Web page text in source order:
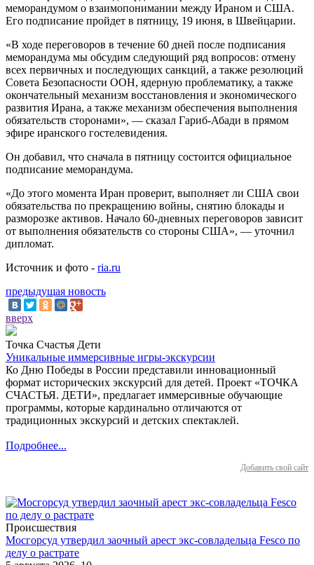
меморандумом о взаимопонимании между Ираном и США.
Его подписание пройдет в пятницу, 19 июня, в Швейцарии.
«В ходе переговоров в течение 60 дней после подписания
меморандума мы обсудим следующий ряд вопросов: отмену
всех первичных и последующих санкций, а также резолюций
Совета Безопасности ООН, ядерную проблематику, а также
окончательный механизм восстановления и экономического
развития Ирана, а также механизм обеспечения выполнения
обязательств сторонами», — сказал Гариб-Абади в прямом
эфире иранского гостелевидения.
Он добавил, что сначала в пятницу состоится официальное
подписание меморандума.
«До этого момента Иран проверит, выполняет ли США свои
обязательства по прекращению войны, снятию блокады и
разморозке активов. Начало 60-дневных переговоров зависит
от выполнения обязательств со стороны США», — уточнил
дипломат.
Источник и фото - ria.ru
предыдущая новость
вверх
Точка Счастья Дети
Уникальные иммерсивные игры-экскурсии
Ко Дню Победы в России представили инновационный
формат исторических экскурсий для детей. Проект «ТОЧКА
СЧАСТЬЯ. ДЕТИ», предлагает иммерсивные обучающие
программы, которые кардинально отличаются от
традиционных экскурсий и детских спектаклей.
Подробнее...
Добавить свой сайт
Происшествия
Мосгорсуд утвердил заочный арест экс-совладельца Fesco по
делу о растрате